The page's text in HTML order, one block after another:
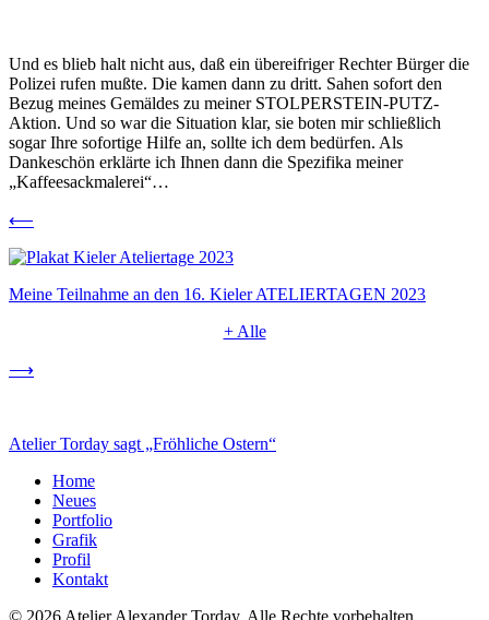
Und es blieb halt nicht aus, daß ein übereifriger Rechter Bürger die
Polizei rufen mußte. Die kamen dann zu dritt. Sahen sofort den
Bezug meines Gemäldes zu meiner STOLPERSTEIN-PUTZ-
Aktion. Und so war die Situation klar, sie boten mir schließlich
sogar Ihre sofortige Hilfe an, sollte ich dem bedürfen. Als
Dankeschön erklärte ich Ihnen dann die Spezifika meiner
„Kaffeesackmalerei“…
⟵
Meine Teilnahme an den 16. Kieler ATELIERTAGEN 2023
+ Alle
⟶
Atelier Torday sagt „Fröhliche Ostern“
Home
Neues
Portfolio
Grafik
Profil
Kontakt
© 2026 Atelier Alexander Torday. Alle Rechte vorbehalten .